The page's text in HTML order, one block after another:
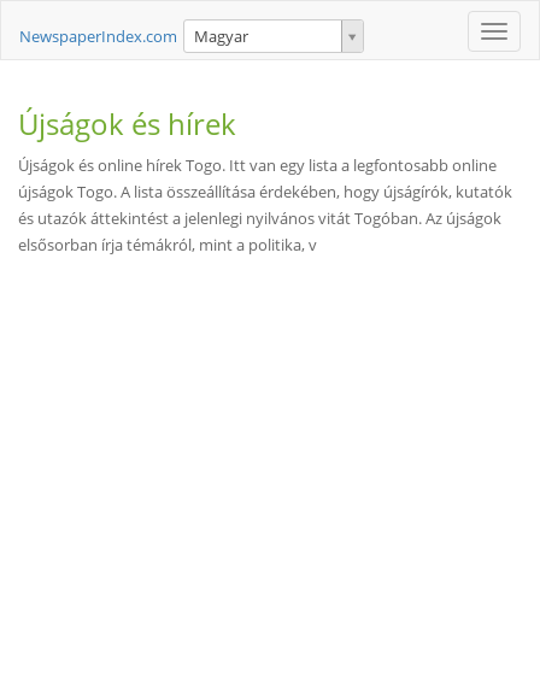
Toggle
NewspaperIndex.com Magyar
Újságok és hírek
Újságok és online hírek Togo. Itt van egy lista a legfontosabb online
újságok Togo. A lista összeállítása érdekében, hogy újságírók, kutatók
és utazók áttekintést a jelenlegi nyilvános vitát Togóban. Az újságok
elsősorban írja témákról, mint a politika, v